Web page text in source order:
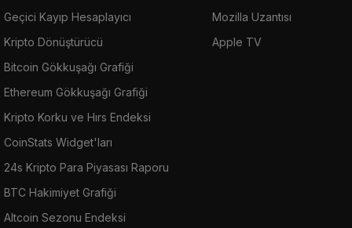
Geçici Kayıp Hesaplayıcı
Kripto Dönüştürücü
Bitcoin Gökkuşağı Grafiği
Ethereum Gökkuşağı Grafiği
Kripto Korku ve Hırs Endeksi
CoinStats Widget'ları
24s Kripto Para Piyasası Raporu
BTC Hakimiyet Grafiği
Altcoin Sezonu Endeksi
Mozilla Uzantısı
Apple TV